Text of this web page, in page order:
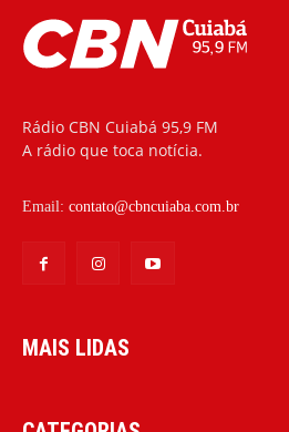
Rádio CBN Cuiabá 95,9 FM
A rádio que toca notícia.
Email: contato@cbncuiaba.com.br
MAIS LIDAS